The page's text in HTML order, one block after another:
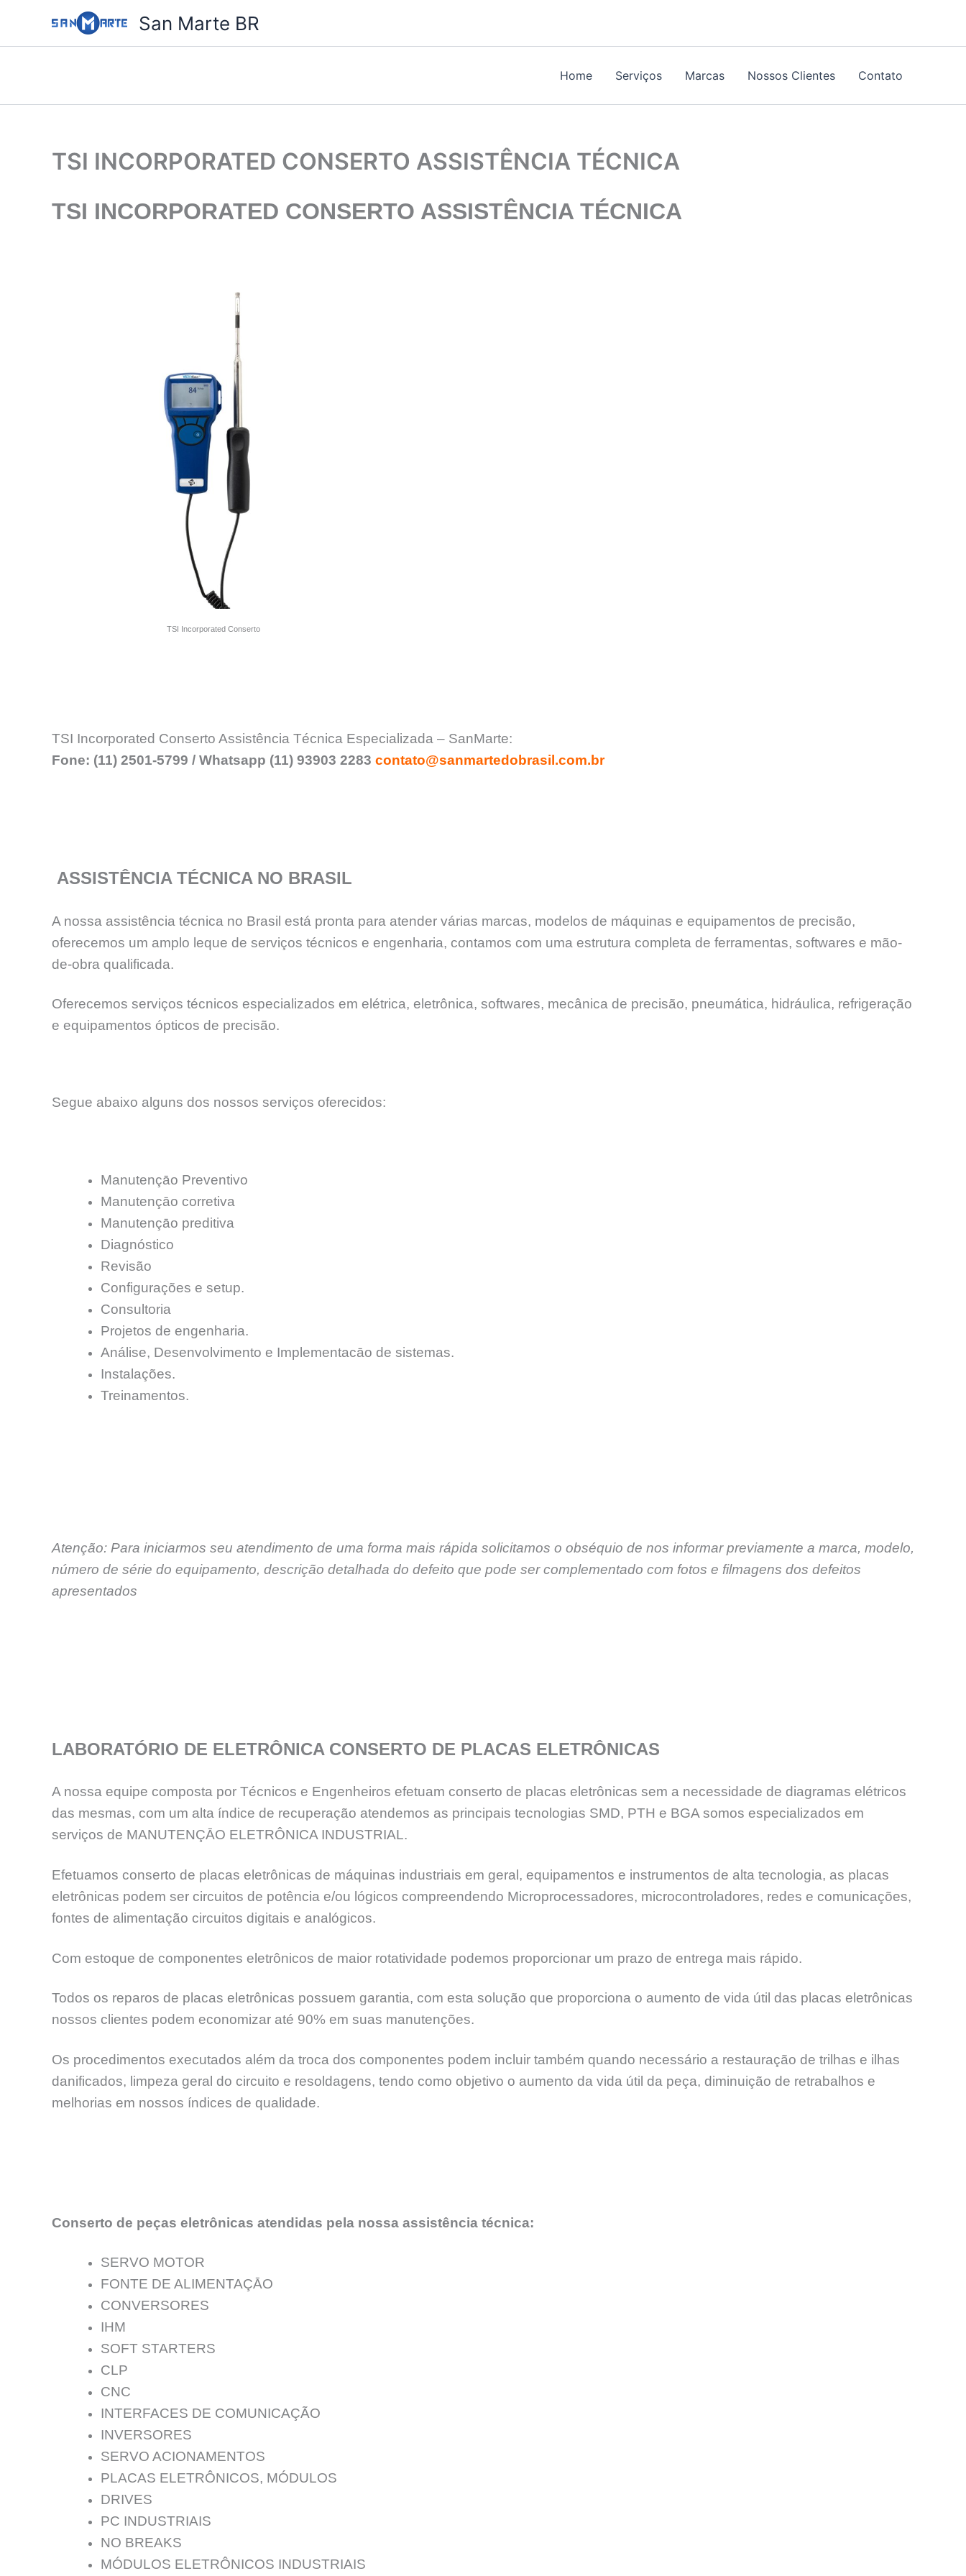
o
San Marte BR
Home Serviços Marcas Nossos Clientes Contato
TSI INCORPORATED CONSERTO ASSISTÊNCIA TÉCNICA
TSI INCORPORATED CONSERTO ASSISTÊNCIA TÉCNICA
TSI Incorporated Conserto
TSI Incorporated Conserto Assistência Técnica Especializada – SanMarte:
Fone: (11) 2501-5799 / Whatsapp (11) 93903 2283 contato@sanmartedobrasil.com.br
ASSISTÊNCIA TÉCNICA NO BRASIL
A nossa assistência técnica no Brasil está pronta para atender várias marcas, modelos de máquinas e equipamentos de precisão,
oferecemos um amplo leque de serviços técnicos e engenharia, contamos com uma estrutura completa de ferramentas, softwares e mão-
de-obra qualificada.
Oferecemos serviços técnicos especializados em elétrica, eletrônica, softwares, mecânica de precisão, pneumática, hidráulica, refrigeração
e equipamentos ópticos de precisão.
Segue abaixo alguns dos nossos serviços oferecidos:
Manutençāo Preventivo
Manutençāo corretiva
Manutençāo preditiva
Diagnóstico
Revisão
Configurações e setup.
Consultoria
Projetos de engenharia.
Análise, Desenvolvimento e Implementacāo de sistemas.
Instalações.
Treinamentos.
Atenção: Para iniciarmos seu atendimento de uma forma mais rápida solicitamos o obséquio de nos informar previamente a marca, modelo,
número de série do equipamento, descrição detalhada do defeito que pode ser complementado com fotos e filmagens dos defeitos
apresentados
LABORATÓRIO DE ELETRÔNICA CONSERTO DE PLACAS ELETRÔNICAS
A nossa equipe composta por Técnicos e Engenheiros efetuam conserto de placas eletrônicas sem a necessidade de diagramas elétricos
das mesmas, com um alta índice de recuperação atendemos as principais tecnologias SMD, PTH e BGA somos especializados em
serviços de MANUTENÇĀO ELETRÔNICA INDUSTRIAL.
Efetuamos conserto de placas eletrônicas de máquinas industriais em geral, equipamentos e instrumentos de alta tecnologia, as placas
eletrônicas podem ser circuitos de potência e/ou lógicos compreendendo Microprocessadores, microcontroladores, redes e comunicações,
fontes de alimentação circuitos digitais e analógicos.
Com estoque de componentes eletrônicos de maior rotatividade podemos proporcionar um prazo de entrega mais rápido.
Todos os reparos de placas eletrônicas possuem garantia, com esta solução que proporciona o aumento de vida útil das placas eletrônicas
nossos clientes podem economizar até 90% em suas manutenções.
Os procedimentos executados além da troca dos componentes podem incluir também quando necessário a restauração de trilhas e ilhas
danificados, limpeza geral do circuito e resoldagens, tendo como objetivo o aumento da vida útil da peça, diminuição de retrabalhos e
melhorias em nossos índices de qualidade.
Conserto de peças eletrônicas atendidas pela nossa assistência técnica:
SERVO MOTOR
FONTE DE ALIMENTAÇĀO
CONVERSORES
IHM
SOFT STARTERS
CLP
CNC
INTERFACES DE COMUNICAÇÃO
INVERSORES
SERVO ACIONAMENTOS
PLACAS ELETRÔNICOS, MÓDULOS
DRIVES
PC INDUSTRIAIS
NO BREAKS
MÓDULOS ELETRÔNICOS INDUSTRIAIS